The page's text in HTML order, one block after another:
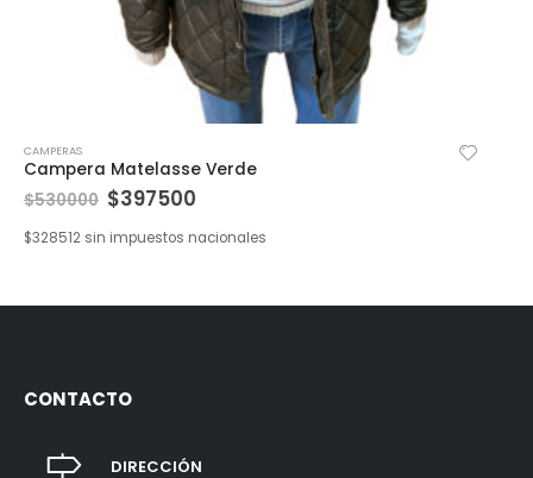
CAMPERAS
Campera Matelasse Verde
$530000 $397500
$328512 sin impuestos nacionales
CONTACTO
DIRECCIÓN